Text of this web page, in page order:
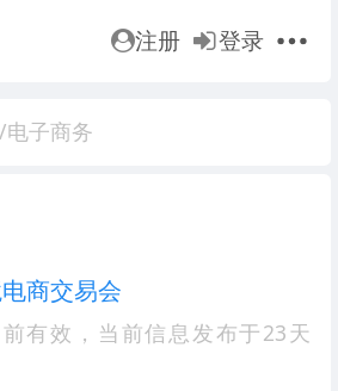
注册 登录
/电子商务
商交易会
有效 ，当前信息发布于23天